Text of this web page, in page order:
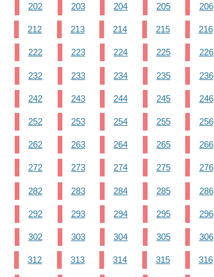
202 203 204 205 206
212 213 214 215 216
222 223 224 225 226
232 233 234 235 236
242 243 244 245 246
252 253 254 255 256
262 263 264 265 266
272 273 274 275 276
282 283 284 285 286
292 293 294 295 296
302 303 304 305 306
312 313 314 315 316